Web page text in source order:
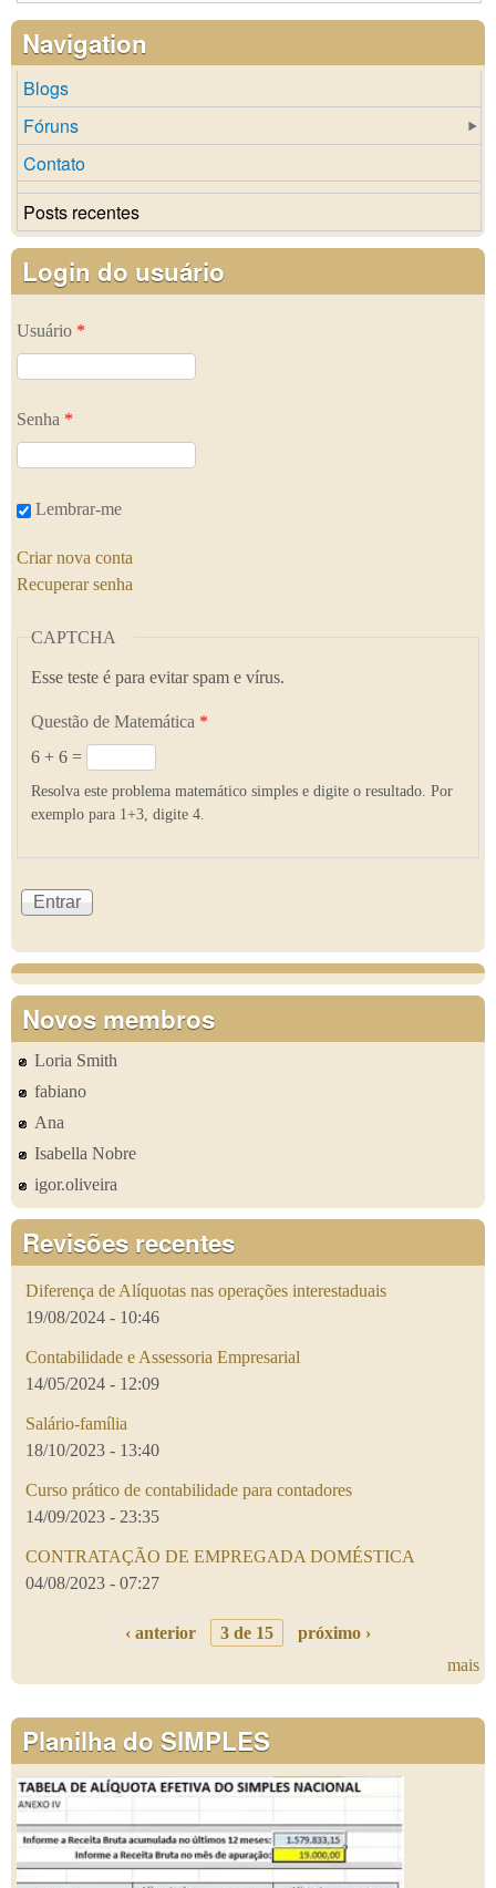
Navigation
Blogs
Fóruns
Contato
Posts recentes
Login do usuário
Usuário *
Senha *
Lembrar-me
Criar nova conta
Recuperar senha
CAPTCHA
Esse teste é para evitar spam e vírus.
Questão de Matemática *
6 + 6 =
Resolva este problema matemático simples e digite o resultado. Por
exemplo para 1+3, digite 4.
Novos membros
Loria Smith
fabiano
Ana
Isabella Nobre
igor.oliveira
Revisões recentes
Diferença de Alíquotas nas operações interestaduais
19/08/2024 - 10:46
Contabilidade e Assessoria Empresarial
14/05/2024 - 12:09
Salário-família
18/10/2023 - 13:40
Curso prático de contabilidade para contadores
14/09/2023 - 23:35
CONTRATAÇÃO DE EMPREGADA DOMÉSTICA
04/08/2023 - 07:27
‹ anterior 3 de 15
próximo ›
mais
Planilha do SIMPLES